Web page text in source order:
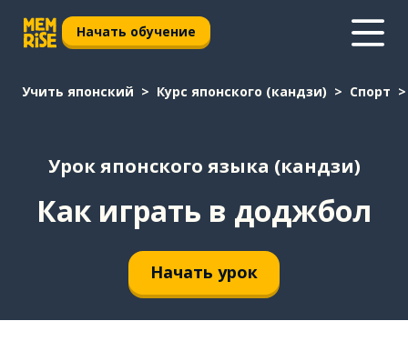
Начать обучение
Учить японский Курс японского (кандзи) Спорт
Урок японского языка (кандзи)
Как играть в доджбол
Начать урок